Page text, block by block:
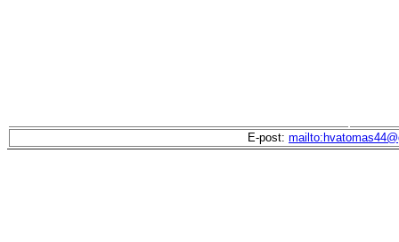
E-post: